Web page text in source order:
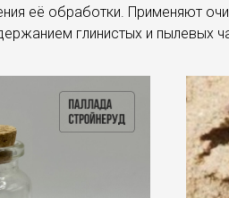
её обработки. Применяют
глинистых и пылевых